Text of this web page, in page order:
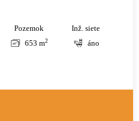
Pozemok
653 m2
Inž. siete
áno